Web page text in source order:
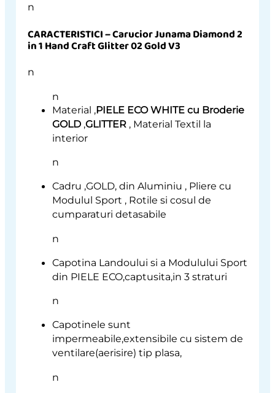
n
CARACTERISTICI – Carucior Junama Diamond 2
in 1 Hand Craft Glitter 02 Gold V3
n
n
Material ,PIELE ECO WHITE cu Broderie
GOLD,GLITTER, Material Textil la
interior
n
Cadru ,GOLD, din Aluminiu , Pliere cu
Modulul Sport , Rotile si cosul de
cumparaturi detasabile
n
Capotina Landoului si a Modulului Sport
din PIELE ECO,captusita,in 3 straturi
n
Capotinele sunt
impermeabile,extensibile cu sistem de
ventilare(aerisire) tip plasa,
n